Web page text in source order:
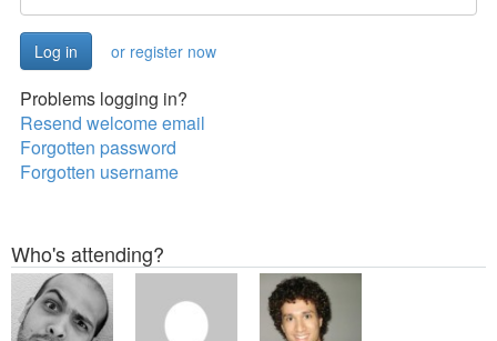
or register now
Problems logging in?
Resend welcome email
Forgotten password
Forgotten username
Who's attending?